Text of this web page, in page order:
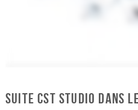
Suite CST Studio dans